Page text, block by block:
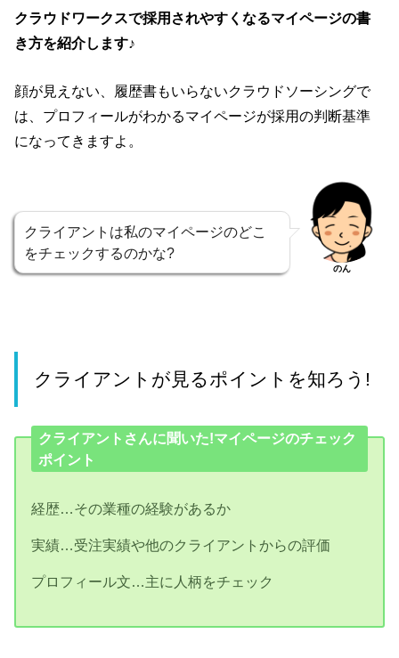
クラウドワークスで採用されやすくなるマイページの書
き方を紹介します♪
顔が見えない、履歴書もいらないクラウドソーシングで
は、プロフィールがわかるマイページが採用の判断基準
になってきますよ。
クライアントは私のマイページのどこ
をチェックするのかな?
のん
クライアントが見るポイントを知ろう!
クライアントさんに聞いた!マイページのチェック
ポイント
経歴…その業種の経験があるか
実績…受注実績や他のクライアントからの評価
プロフィール文…主に人柄をチェック